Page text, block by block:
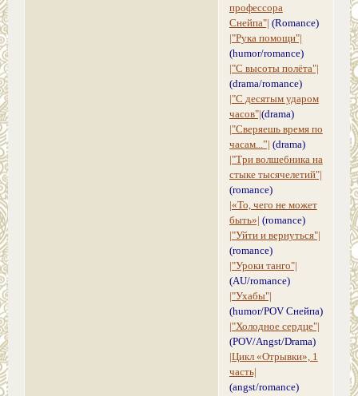
профессора
Снейпа"| (Romance)
|"Рука помощи"|
(humor/romance)
|"С высоты полёта"|
(drama/romance)
|"С десятым ударом
часов"| (drama)
|"Сверяешь время по
часам...”| (drama)
|"Три волшебника на
стыке тысячелетий"|
(romance)
|«То, чего не может
быть»| (romance)
|"Уйти и вернуться"|
(romance)
|"Уроки танго"|
(AU/romance)
|"Ухабы"|
(humor/POV Снейпа)
|"Холодное сердце"|
(POV/Angst/Drama)
|Цикл «Отрывки», 1
часть|
(angst/romance)